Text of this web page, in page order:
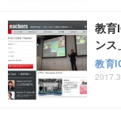
教育
ンス
教育